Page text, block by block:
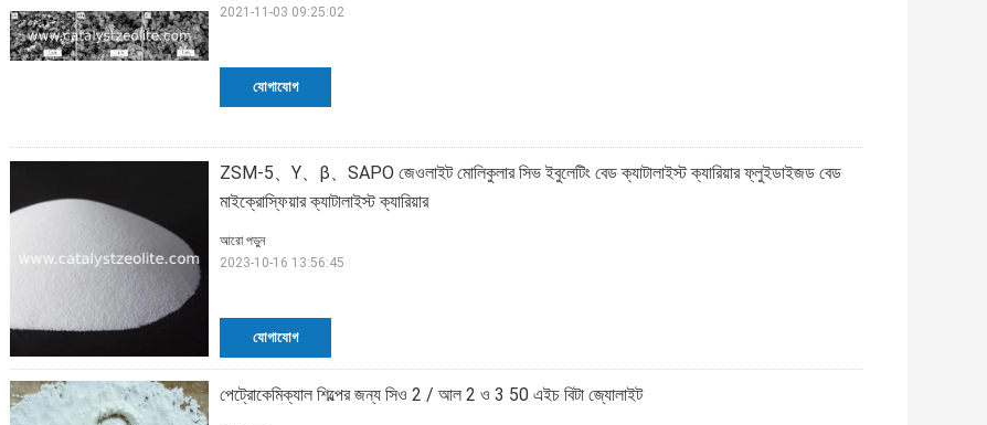
যোগাযোগ
2021-11-03 09:25:02
ZSM-5、Y、β、SAPO জেওলাইট মোলিকুলার সিভ ইবুলেটিং বেড ক্যাটালাইস্ট ক্যারিয়ার ফ্লুইডাইজড বেড
মাইক্রোস্ফিয়ার ক্যাটালাইস্ট ক্যারিয়ার
যোগাযোগ
আরো পড়ুন
2023-10-16 13:56:45
পেট্রোকেমিক্যাল শিল্পের জন্য সিও 2 / আল 2 ও 3 50 এইচ বিটা জ্যোলাইট